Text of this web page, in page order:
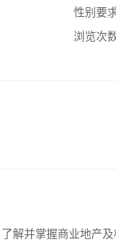
性别要求
浏览次数
解并掌握商业地产